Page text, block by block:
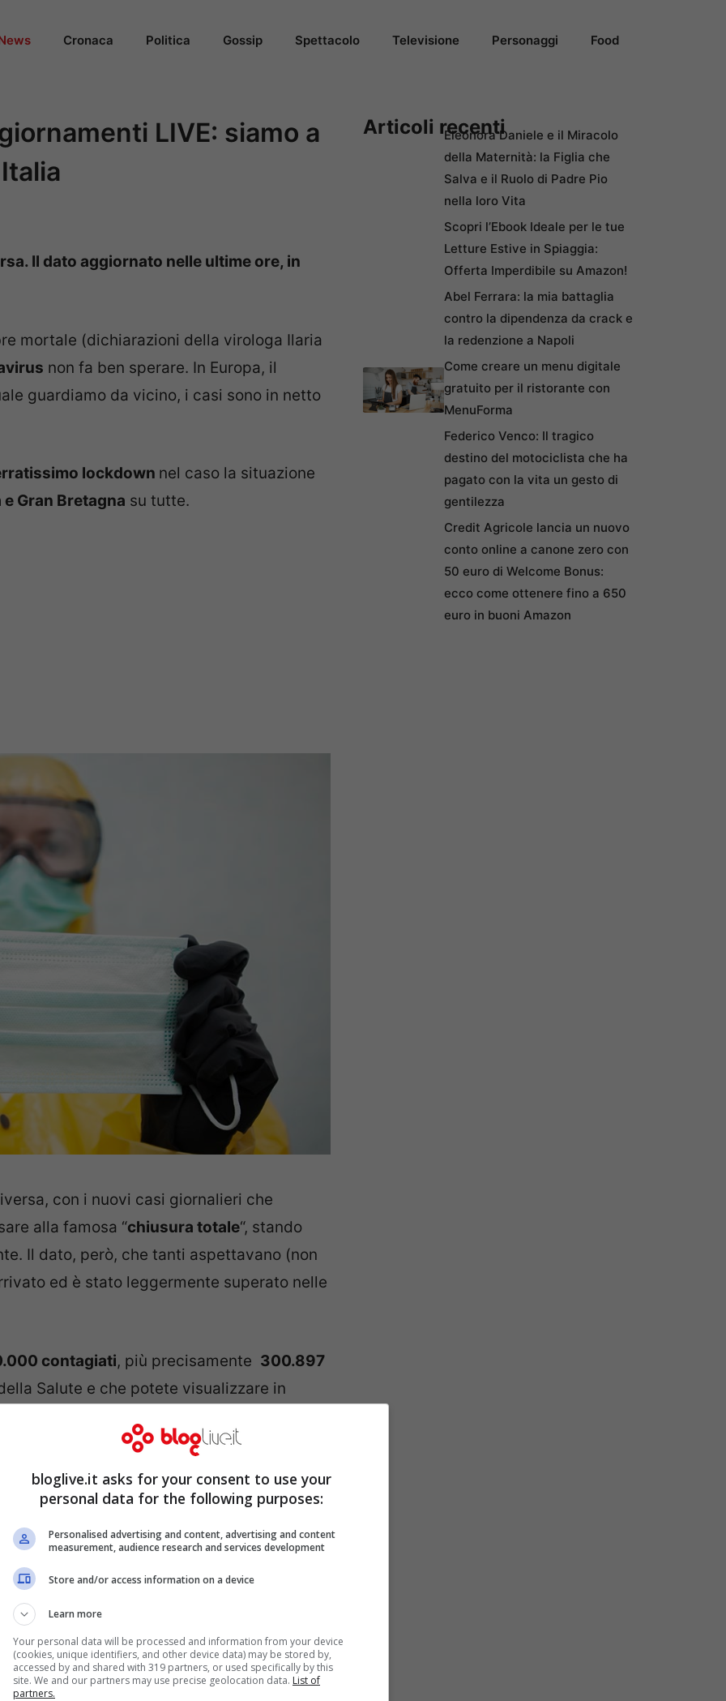
Cronaca Politica Gossip Spettacolo Televisione Personaggi Food
LIVE: siamo a
Il dato aggiornato nelle ultime ore, in
mortale (dichiarazioni della virologa Ilaria
non fa ben sperare. In Europa, il
guardiamo da vicino, i casi sono in netto
lockdown nel caso la situazione
Gran Bretagna su tutte.
con i nuovi casi giornalieri che
alla famosa “chiusura totale“, stando
Il dato, però, che tanti aspettavano (non
ed è stato leggermente superato nelle
contagiati, più precisamente 300.897
Salute e che potete visualizzare in
a questo collegamento
le brutte sensazioni provate da inizio
“immune” dal Covid-19.
“colpite” dal
Articoli recentiEleonora Daniele e il Miracolo
della Maternità: la Figlia che
Salva e il Ruolo di Padre Pio
nella loro Vita
Scopri l’Ebook Ideale per le tue
Letture Estive in Spiaggia:
Offerta Imperdibile su Amazon!
Abel Ferrara: la mia battaglia
contro la dipendenza da crack e
la redenzione a Napoli
Come creare un menu digitale
gratuito per il ristorante con
MenuForma
Federico Venco: Il tragico
destino del motociclista che ha
pagato con la vita un gesto di
gentilezza
Credit Agricole lancia un nuovo
conto online a canone zero con
50 euro di Welcome Bonus:
ecco come ottenere fino a 650
euro in buoni Amazon
bloglive.it asks for your consent to use your
personal data for the following purposes:
Personalised advertising and content, advertising and content
measurement, audience research and services development
Store and/or access information on a device
Learn more
Your personal data will be processed and information from your device
(cookies, unique identifiers, and other device data) may be stored by,
accessed by and shared with 319 partners, or used specifically by this
site. We and our partners may use precise geolocation data. List of
partners.